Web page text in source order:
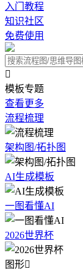
入门教程
知识社区
免费使用

模板专题
查看更多
流程梳理
架构图/拓扑图
AI生成模板
一图看懂AI
2026世界杯
图形